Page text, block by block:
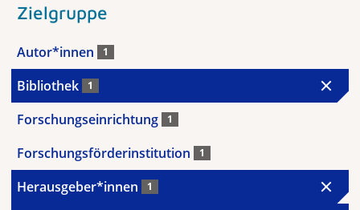
Zielgruppe
Autor*innen 1
Bibliothek 1
Forschungseinrichtung 1
Forschungsförderinstitution 1
Herausgeber*innen 1